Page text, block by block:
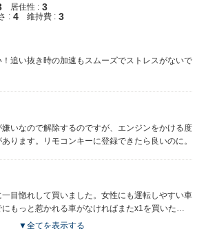
居住性 : 3
: 4 維持費 : 3
追い抜き時の加速もスムーズでストレスがないで
いなので解除するのですが、エンジンをかける度
ります。リモコンキーに登録できたら良いのに。
目惚れして買いました。女性にも運転しやすい車
もっと惹かれる車がなければまたx1を買いたい
▼全てを表示する